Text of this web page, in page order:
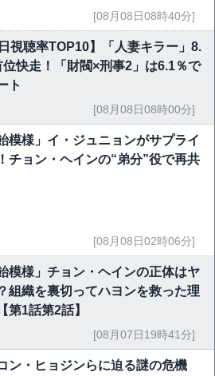
[08月08日08時40分]
日視聴率TOP10】「人妻キラー」8.
位快走！「財閥×刑事2」は6.1％で
ト
[08月08日08時00分]
模様」イ・ジュニョンがサプライ
チョン・ヘインの“弟分”役で再共
[08月08日02時06分]
模様」チョン・ヘインの正体はヤ
組織を裏切ってハヨンを救った理
第1話第2話】
[08月07日19時41分]
ン・ヒョジンらに迫る謎の危機